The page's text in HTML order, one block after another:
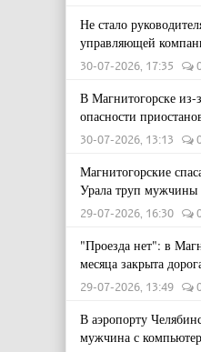
Не стало
управляющей
30-07-2026, 17:35
В Магнитогорске из-
опасности
30-07-2026, 13:13
Магнитогорские
Урала труп мужчины
29-07-2026, 16:30
"Проезда нет": в
месяца закрыта
29-07-2026, 13:49
В аэропорту
мужчина с